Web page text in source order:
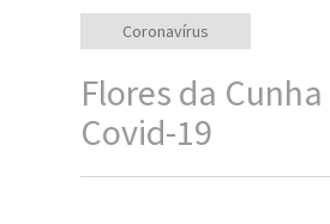
Coronavírus
Flores da
Covid-19